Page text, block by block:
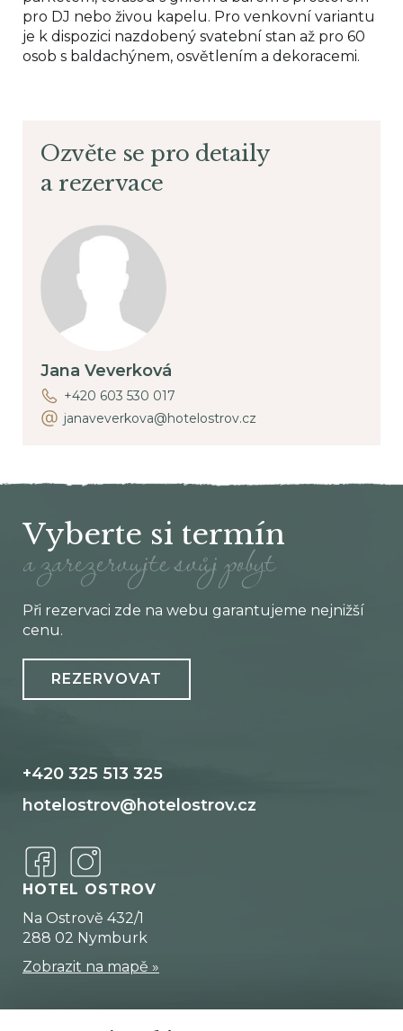
pro DJ nebo živou kapelu. Pro venkovní variantu
je k dispozici nazdobený svatební stan až pro 60
osob s baldachýnem, osvětlením a dekoracemi.
Ozvěte se pro detaily
a rezervace
Jana Veverková
+420 603 530 017
janaveverkova@hotelostrov.cz
Vyberte si termín
a zarezervujte svůj pobyt
Při rezervaci zde na webu garantujeme nejnižší
cenu.
REZERVOVAT
+420 325 513 325
hotelostrov@hotelostrov.cz
HOTEL OSTROV
Na Ostrově 432/1
288 02 Nymburk
Zobrazit na mapě »